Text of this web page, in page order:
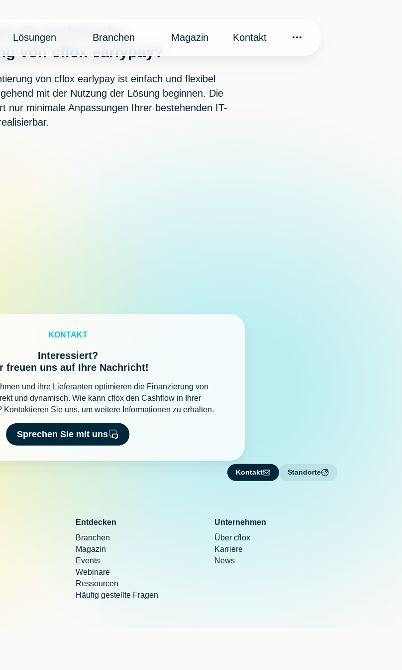
Lösungen Branchen Magazin Kontakt
die technische
von cflox earlypay?
von cflox earlypay ist einfach und flexibel
mit der Nutzung der Lösung beginnen. Die
nur minimale Anpassungen Ihrer bestehenden IT-
KONTAKT
Interessiert?
freuen uns auf Ihre Nachricht!
und ihre Lieferanten optimieren die Finanzierung von
und dynamisch. Wie kann cflox den Cashflow in Ihrer
Kontaktieren Sie uns, um weitere Informationen zu erhalten.
Sprechen Sie mit uns
Kontakt Standorte
Entdecken
Branchen
Magazin
Events
Webinare
Ressourcen
Häufig gestellte Fragen
Unternehmen
Über cflox
Karriere
News